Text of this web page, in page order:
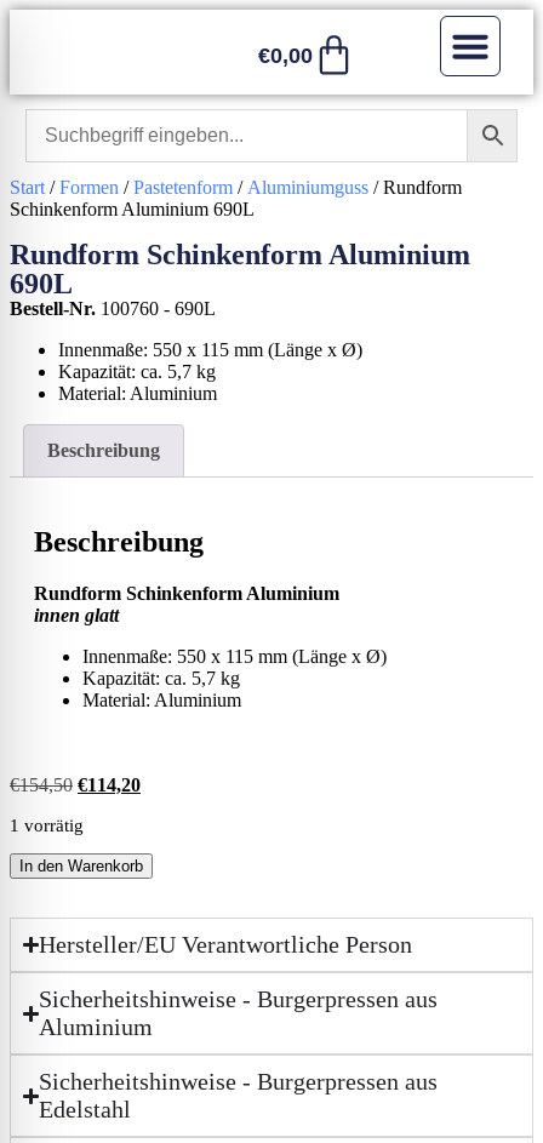
€0,00
Start /Formen /Pastetenform / Aluminiumguss / Rundform
Schinkenform Aluminium 690L
Rundform Schinkenform Aluminium
690L
Bestell-Nr. 100760 - 690L
Innenmaße: 550 x 115 mm (Länge x Ø)
Kapazität: ca. 5,7 kg
Material: Aluminium
Beschreibung
Beschreibung
Rundform Schinkenform Aluminium
innen glatt
Innenmaße: 550 x 115 mm (Länge x Ø)
Kapazität: ca. 5,7 kg
Material: Aluminium
€154,50 €114,20
1 vorrätig
In den Warenkorb
Hersteller/EU Verantwortliche Person
Sicherheitshinweise - Burgerpressen aus
Aluminium
Sicherheitshinweise - Burgerpressen aus
Edelstahl